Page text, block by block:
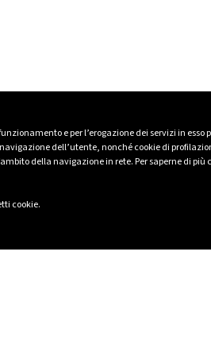
e per l’erogazione dei servizi in
dell’utente, nonché cookie di
della navigazione in rete. Per saperne di più
cookie.